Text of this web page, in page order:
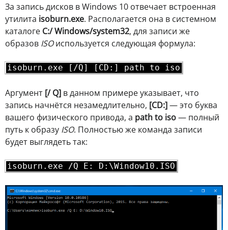
За запись дисков в Windows 10 отвечает встроенная
утилита isoburn.exe. Располагается она в системном
каталоге C:/ Windows/system32, для записи же
образов ISOиспользуется следующая формула:
isoburn.exe [/Q] [CD:] path to iso
Аргумент [/ Q] в данном примере указывает, что
запись начнётся незамедлительно, [CD:]— это буква
вашего физического привода, а path to iso— полный
путь к образу ISO. Полностью же команда записи
будет выглядеть так:
isoburn.exe /Q E: D:\Window10.ISO